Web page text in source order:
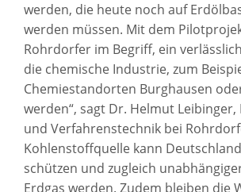
werden, die heute noch auf
werden müssen. Mit dem
Rohrdorfer im Begriff, ein
die chemische Industrie, zum
Chemiestandorten Burghausen
werden“, sagt Dr. Helmut Leibinger,
und Verfahrenstechnik bei
Kohlenstoffquelle kann
schützen und zugleich
Erdgas werden. Zudem bleiben die